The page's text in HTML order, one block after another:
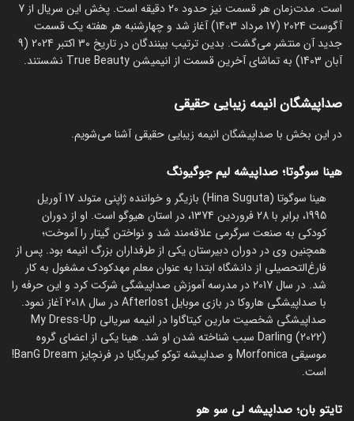
است. مدت‌زمان هر قسمت نیز حدود 20 دقیقه است. پخش این سریال از 7
آگوست 2024 (17 مرداد 1403) آغاز شد و چهارشنبه هر هفته یک قسمت
جدید آن منتشر می‌گشت. بدین ترتیب بینندگان در تاریخ 30 اکتبر 2024 (9
آبان 1403) به تماشای آخرین قسمت از انیمیشن True Beauty نشستند.
صداپیشگان انیمه زیبایی حقیقی
در این بخش با صداپیشگان انیمه زیبایی حقیقی آشنا می‌شویم.
هینا سوگوتا؛ صداپیشه لیم جوگیونگ
هینا سوگوتا (Hina Suguta) بازیگر و خواننده ژاپنی متولد 17 آوریل
1995، برابر با 28 فروردین 1374، در استان هیوگو است. او از دوران
کودکی به صنعت سرگرمی علاقه‌مند شد و نواختن گیتار را آموخت؛
همچنین وی در دوران دبیرستان یکی از طرفداران بزرگ انیمه بود. پس از
فارغ‌التحصیلی از دانشگاه ابتدا به عنوان معلم مهدکودک مشغول به کار
شد. در سال 2017 در مدرسه آموزش صداپیشگی شرکت کرد و این حرفه را
با صداپیشگی هاروکا در بازی موبایل Afterlost در سال 2018 آغاز نمود.
صداپیشگی شخصیت مارین کیتاگاوا در انیمه سریالی My Dress-Up
Darling (2022) سبب شناخته شدن او شد. هینا یکی از اعضای گروه
موسیقی Morfonica و صداپیشه توکو کیریگایا در فرنچایز BanG Dream!
است.
تایتو بان؛ صداپیشه لی سو هو